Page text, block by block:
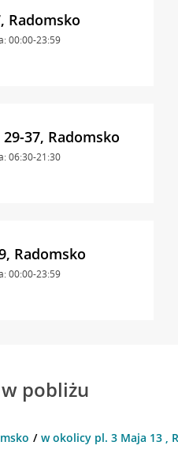
Radomsko
00:00-23:59
37, Radomsko
06:30-21:30
Radomsko
00:00-23:59
pobliżu
w okolicy pl. 3 Maja 13 ,